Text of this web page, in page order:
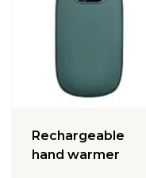
Rechargeable
hand warmer